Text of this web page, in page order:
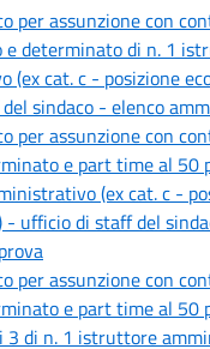
per assunzione con
e determinato di n. 1
(ex cat. c - posizione
sindaco - elenco
per assunzione con
e part time al 50
(ex cat. c -
- ufficio di staff del
per assunzione con
e part time al 50
3 di n. 1 istruttore